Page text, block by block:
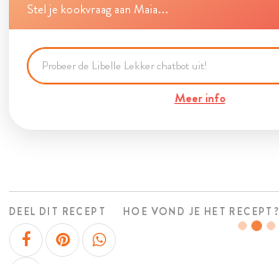
Stel je kookvraag aan Maia...
Meer info
DEEL DIT RECEPT HOE VOND JE HET RECEPT?